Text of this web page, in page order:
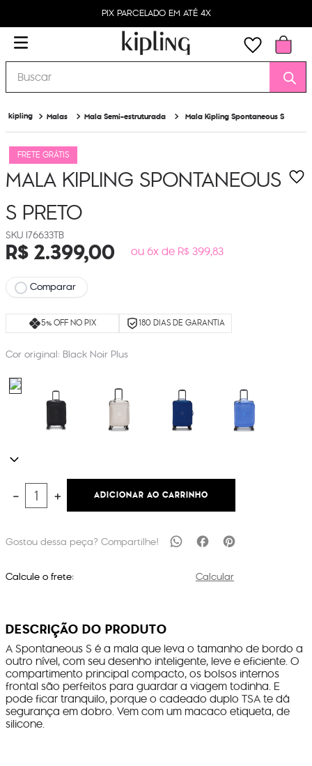
PIX PARCELADO EM ATÉ 4X
Buscar
Malas Mala Semi-estruturada Mala Kipling Spontaneous S
FRETE GRÁTIS
MALA KIPLING SPONTANEOUS
SPRETO
I76633TB
R$2.399,00 ou 6x de R$ 399,83
Comparar
5% OFF NO PIX 180 DIAS DE GARANTIA
Cor original: Black Noir Plus
＋
－ ADICIONAR AO CARRINHO
Calcule o frete: Calcular
DESCRIÇÃO DO PRODUTO
A Spontaneous S é a mala que leva o tamanho de bordo a
outro nível, com seu desenho inteligente, leve e eficiente. O
compartimento principal compacto, os bolsos internos
frontal são perfeitos para guardar a viagem todinha. E
pode ficar tranquilo, porque o cadeado duplo TSA te dá
segurança em dobro. Vem com um macaco etiqueta, de
silicone.